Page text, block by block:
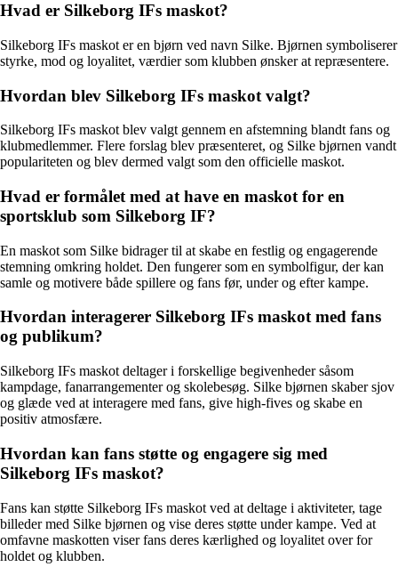
Hvad er Silkeborg IFs maskot?
Silkeborg IFs maskot er en bjørn ved navn Silke. Bjørnen symboliserer
styrke, mod og loyalitet, værdier som klubben ønsker at repræsentere.
Hvordan blev Silkeborg IFs maskot valgt?
Silkeborg IFs maskot blev valgt gennem en afstemning blandt fans og
klubmedlemmer. Flere forslag blev præsenteret, og Silke bjørnen vandt
populariteten og blev dermed valgt som den officielle maskot.
Hvad er formålet med at have en maskot for en
sportsklub som Silkeborg IF?
En maskot som Silke bidrager til at skabe en festlig og engagerende
stemning omkring holdet. Den fungerer som en symbolfigur, der kan
samle og motivere både spillere og fans før, under og efter kampe.
Hvordan interagerer Silkeborg IFs maskot med fans
og publikum?
Silkeborg IFs maskot deltager i forskellige begivenheder såsom
kampdage, fanarrangementer og skolebesøg. Silke bjørnen skaber sjov
og glæde ved at interagere med fans, give high-fives og skabe en
positiv atmosfære.
Hvordan kan fans støtte og engagere sig med
Silkeborg IFs maskot?
Fans kan støtte Silkeborg IFs maskot ved at deltage i aktiviteter, tage
billeder med Silke bjørnen og vise deres støtte under kampe. Ved at
omfavne maskotten viser fans deres kærlighed og loyalitet over for
holdet og klubben.